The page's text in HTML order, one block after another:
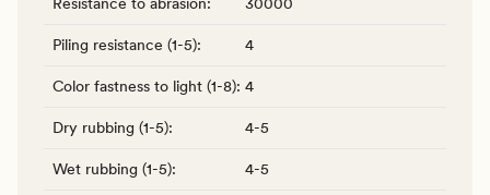
Piling resistance (1-5): 4
Color fastness to light (1-8): 4
Dry rubbing (1-5): 4-5
Wet rubbing (1-5): 4-5